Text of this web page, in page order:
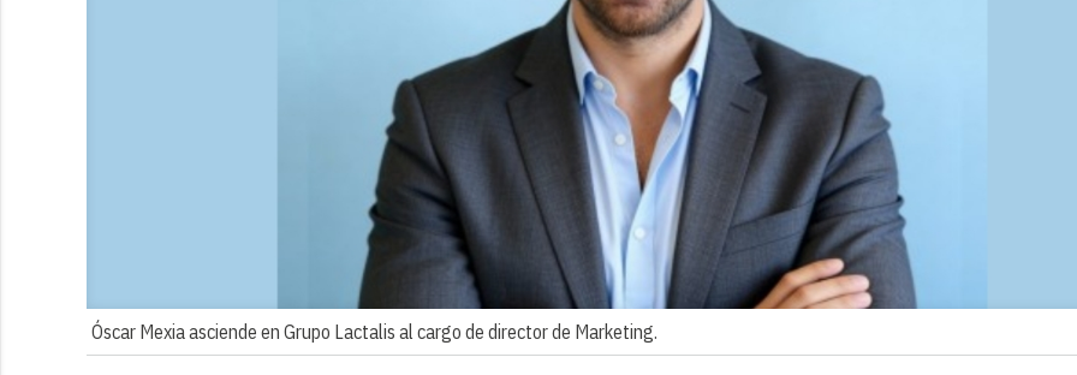
Óscar Mexia asciende en Grupo Lactalis al cargo de director de Marketing.